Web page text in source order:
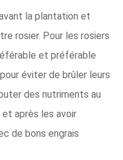
la plantation et
rosier. Pour les rosiers
et préférable
éviter de brûler leurs
des nutriments au
après les avoir
de bons engrais